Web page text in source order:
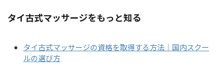
タイ古式マッサージをもっと知る
タイ古式マッサージの資格を取得する方法｜国内スクー
ルの選び方